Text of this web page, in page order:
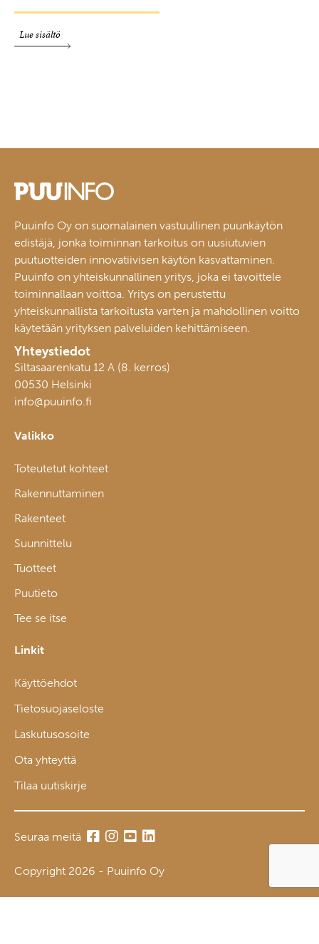
Lue sisältö
Puuinfo Oy on suomalainen vastuullinen puunkäytön
edistäjä, jonka toiminnan tarkoitus on uusiutuvien
puutuotteiden innovatiivisen käytön kasvattaminen.
Puuinfo on yhteiskunnallinen yritys, joka ei tavoittele
toiminnallaan voittoa. Yritys on perustettu
yhteiskunnallista tarkoitusta varten ja mahdollinen voitto
käytetään yrityksen palveluiden kehittämiseen.
Yhteystiedot
Siltasaarenkatu 12 A (8. kerros)
00530 Helsinki
info@puuinfo.fi
Valikko
Toteutetut kohteet
Rakennuttaminen
Rakenteet
Suunnittelu
Tuotteet
Puutieto
Tee se itse
Linkit
Käyttöehdot
Tietosuojaseloste
Laskutusosoite
Ota yhteyttä
Tilaa uutiskirje
Seuraa meitä
Copyright 2026 - Puuinfo Oy